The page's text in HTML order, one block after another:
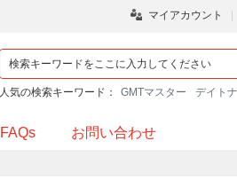
マイアカウント
人気の検索キーワード： GMTマスター デイトナ
FAQs お問い合わせ